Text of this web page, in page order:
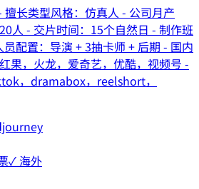
长类型风格：仿真人 - 公司月产
人 - 交片时间：15个自然日 - 制作班
配置：导演 + 3抽卡师 + 后期 - 国内
果，火龙，爱奇艺，优酷，视频号 -
，dramabox，reelshort，
✓ 海外